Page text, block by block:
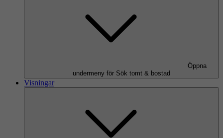
Öppna
undermeny för Sök tomt & bostad
Visningar